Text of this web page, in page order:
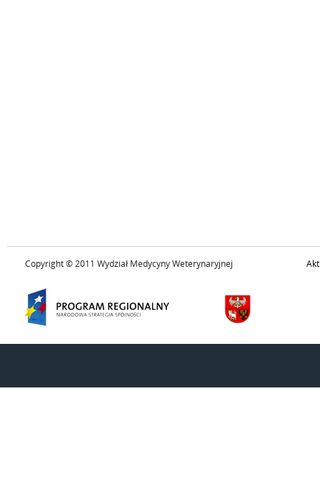
Copyright © 2011 Wydział Medycyny Weterynaryjnej